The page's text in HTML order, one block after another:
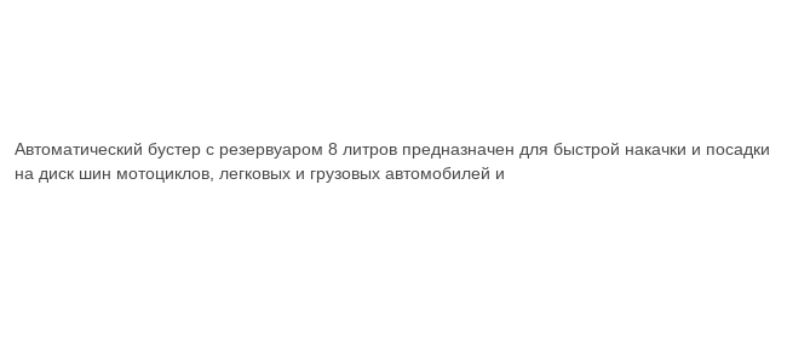
Автоматический бустер с резервуаром 8 литров предназначен для быстрой накачки и посадки
на диск шин мотоциклов, легковых и грузовых автомобилей и